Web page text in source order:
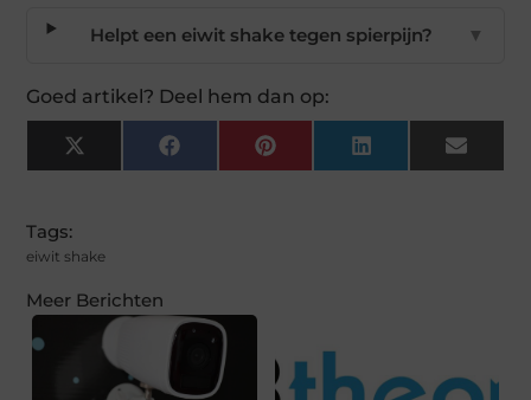
Helpt een eiwit shake tegen spierpijn? ▼
Goed artikel? Deel hem dan op:
X
(Twitter)
FacebookPinterest LinkedIn Email
Tags:
eiwit shake
Meer Berichten